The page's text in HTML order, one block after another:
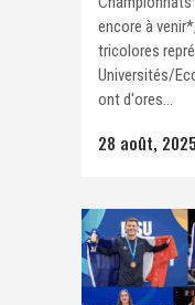
encore à
tricolores
Universités/
ont d'ores...
28 août, 2025